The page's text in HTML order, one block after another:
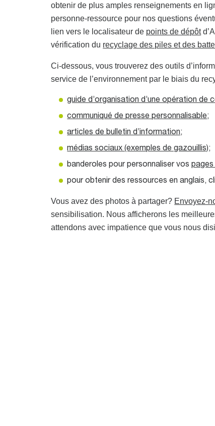
obtenir de plus amples renseignements en
personne-ressource pour nos questions
lien vers le localisateur de points de dépôt
vérification du recyclage des piles et des
Ci-dessous, vous trouverez des outils
service de l’environnement par le biais du
guide d’organisation d’une opération de
communiqué de presse personnalisable;
articles de bulletin d’information;
médias sociaux (exemples de gazouillis);
banderoles pour personnaliser vos pages
pour obtenir des ressources en anglais,
Vous avez des photos à partager? Envoyez-
sensibilisation. Nous afficherons les
attendons avec impatience que vous nous